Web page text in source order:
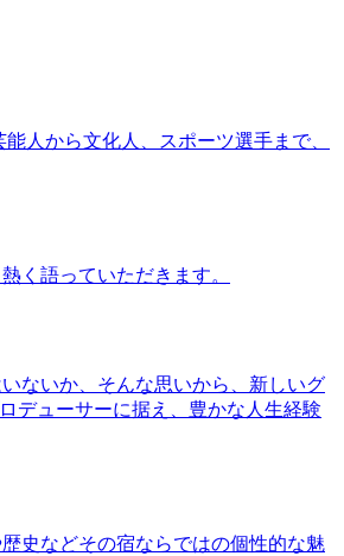
人から文化人、スポーツ選手まで、
く語っていただきます。
ないか、そんな思いから、新しいグ
デューサーに据え、豊かな人生経験
史などその宿ならではの個性的な魅